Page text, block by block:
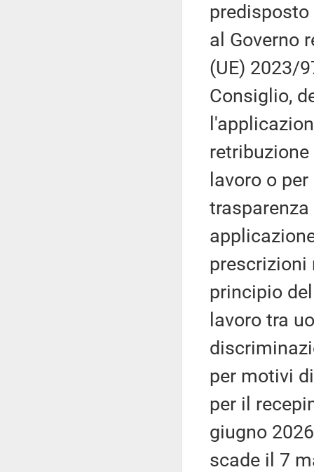
al Governo
(UE) 2023/
Consiglio,
lavoro o
prescrizioni
principio
lavoro tra
per motivi
per il
giugno
scade il 7